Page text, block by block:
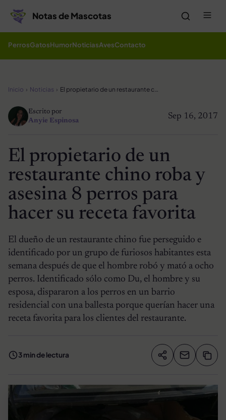
Notas de Mascotas
PerrosGatosHumorNoticiasAvesContacto
Inicio Noticias El propietario de un restaurante chino roba y asesina 8 perros para hacer su receta favorita
Sep 16, 2017
Escrito por
Anyie Espinosa
El propietario de un
restaurante chino roba y
asesina 8 perros para
hacer su receta favorita
El dueño de un restaurante chino fue perseguido e
identificado por un grupo de furiosos habitantes esta
semana después de que el hombre robó y mató a ocho
perros. Identificado sólo como Du, el hombre y su
esposa, dispararon a los perros en un barrio
residencial con una ballesta porque querían hacer una
receta favorita para los clientes del restaurante.
3 min de lectura Compartir